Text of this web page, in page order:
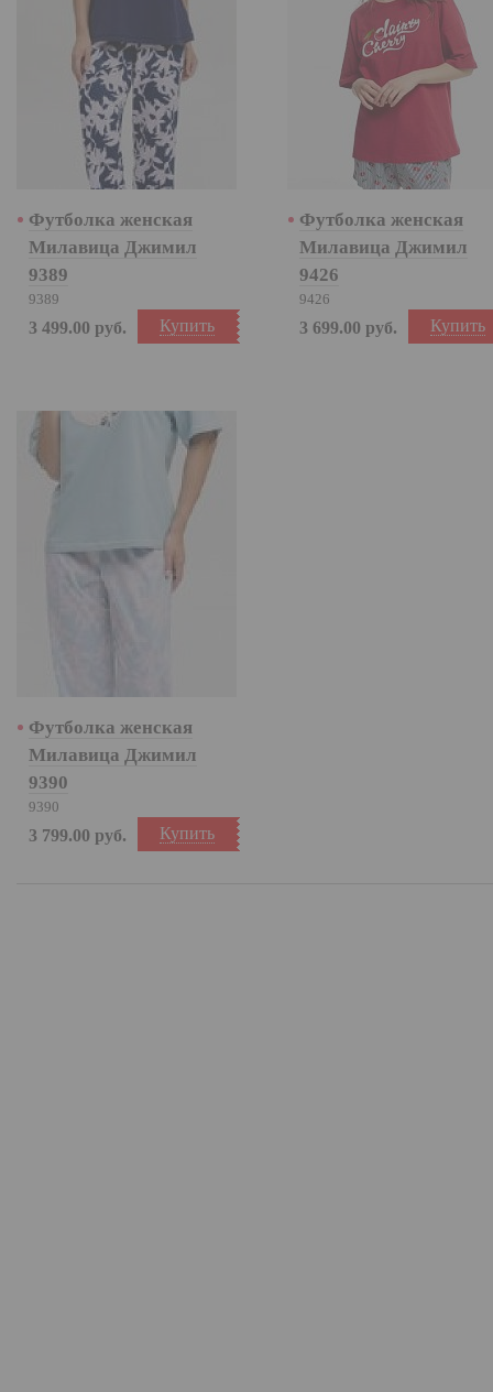
Футболка женская
Милавица Джимил
9389
9389
Купить
3 499.00 руб.
Футболка женская
Милавица Джимил
9426
9426
Купить
3 699.00 руб.
Футболка женская
Милавица Джимил
9390
9390
Купить
3 799.00 руб.